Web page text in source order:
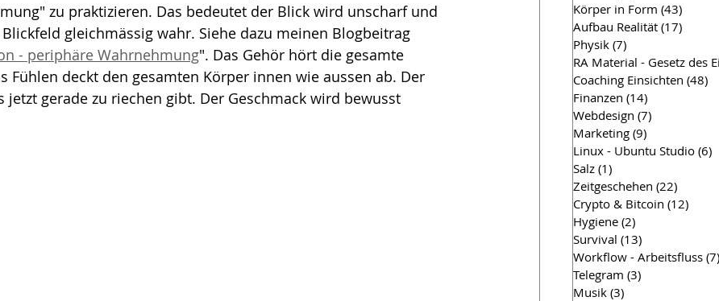
zu praktizieren. Das bedeutet der Blick wird unscharf und
gleichmässig wahr. Siehe dazu meinen Blogbeitrag
- periphäre Wahrnehmung". Das Gehör hört die gesamte
Fühlen deckt den gesamten Körper innen wie aussen ab. Der
jetzt gerade zu riechen gibt. Der Geschmack wird bewusst
Körper in Form (43)
Aufbau Realität (17)
Physik (7)
RA Material - Gesetz des
Coaching Einsichten (48)
Finanzen (14)
Webdesign (7)
Marketing (9)
Linux - Ubuntu Studio (6)
Salz (1)
Zeitgeschehen (22)
Crypto & Bitcoin (12)
Hygiene (2)
Survival (13)
Workflow - Arbeitsfluss (7)
Telegram (3)
Musik (3)